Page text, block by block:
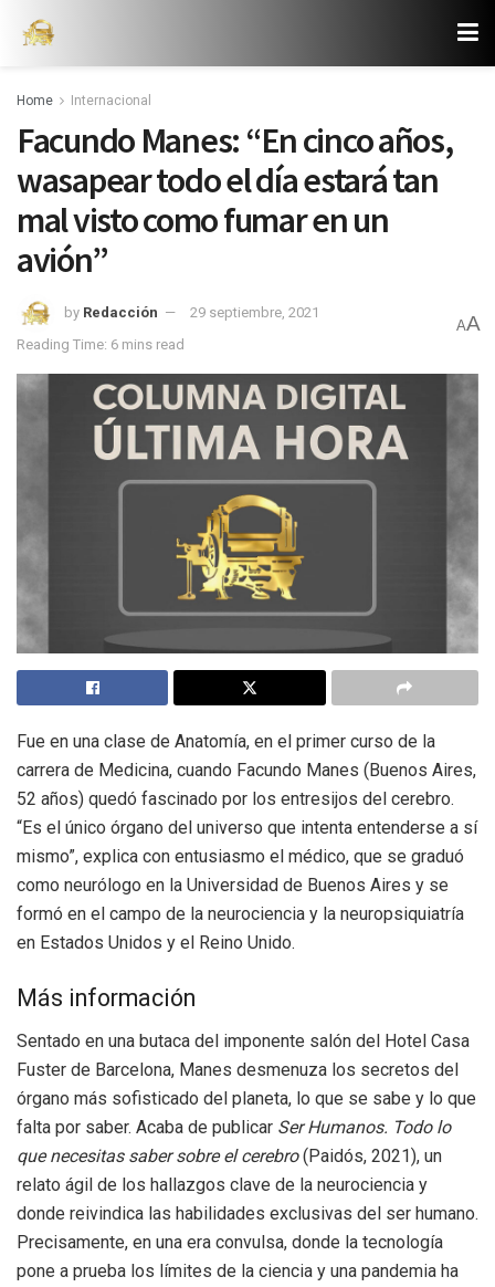
Home Internacional
Facundo Manes: “En cinco años,
wasapear todo el día estará tan
mal visto como fumar en un
avión”
by Redacción
29 septiembre, 2021
Reading Time: 6 mins read
AA
Fue en una clase de Anatomía, en el primer curso de la
carrera de Medicina, cuando Facundo Manes (Buenos Aires,
52 años) quedó fascinado por los entresijos del cerebro.
“Es el único órgano del universo que intenta entenderse a sí
mismo”, explica con entusiasmo el médico, que se graduó
como neurólogo en la Universidad de Buenos Aires y se
formó en el campo de la neurociencia y la neuropsiquiatría
en Estados Unidos y el Reino Unido.
Más información
Sentado en una butaca del imponente salón del Hotel Casa
Fuster de Barcelona, Manes desmenuza los secretos del
órgano más sofisticado del planeta, lo que se sabe y lo que
falta por saber. Acaba de publicar Ser Humanos. Todo lo
que necesitas saber sobre el cerebro(Paidós, 2021), un
relato ágil de los hallazgos clave de la neurociencia y
donde reivindica las habilidades exclusivas del ser humano.
Precisamente, en una era convulsa, donde la tecnología
pone a prueba los límites de la ciencia y una pandemia ha